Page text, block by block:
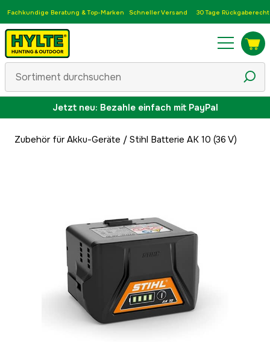
Fachkundige Beratung & Top-Marken Schneller Versand 30 Tage Rückgaberecht
Jetzt neu: Bezahle einfach mit PayPal
Zubehör für Akku-Geräte / Stihl Batterie AK 10 (36 V)